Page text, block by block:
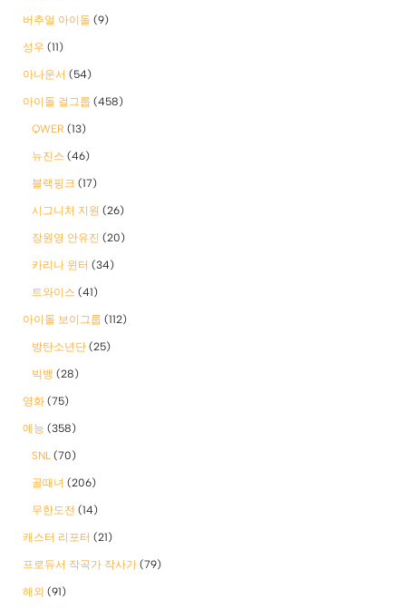
버추얼 아이돌 (9)
성우 (11)
아나운서 (54)
아이돌 걸그룹 (458)
QWER (13)
뉴진스 (46)
블랙핑크 (17)
시그니처 지원 (26)
장원영 안유진 (20)
카리나 윈터 (34)
트와이스 (41)
아이돌 보이그룹 (112)
방탄소년단 (25)
빅뱅 (28)
영화 (75)
예능 (358)
SNL (70)
골때녀 (206)
무한도전 (14)
캐스터 리포터 (21)
프로듀서 작곡가 작사가 (79)
해외 (91)